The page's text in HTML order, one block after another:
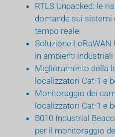
RTLS Unpacked: le
domande sui sistemi
tempo reale
Soluzione
in ambienti industriali
Miglioramento della
localizzatori Cat-1 e
Monitoraggio dei
localizzatori Cat-1 e
B010 Industrial
per il monitoraggio